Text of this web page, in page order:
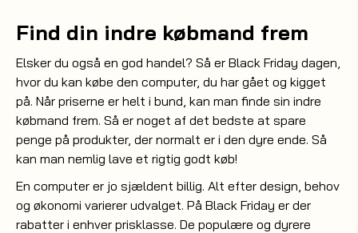
Find din indre købmand frem
Elsker du også en god handel? Så er Black Friday dagen,
hvor du kan købe den computer, du har gået og kigget
på. Når priserne er helt i bund, kan man finde sin indre
købmand frem. Så er noget af det bedste at spare
penge på produkter, der normalt er i den dyre ende. Så
kan man nemlig lave et rigtig godt køb!
En computer er jo sjældent billig. Alt efter design, behov
og økonomi varierer udvalget. På Black Friday er der
rabatter i enhver prisklasse. De populære og dyrere